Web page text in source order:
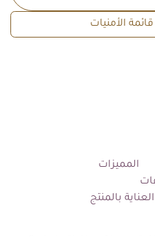
الأمنيات
المميزات
العناية بالمنتج